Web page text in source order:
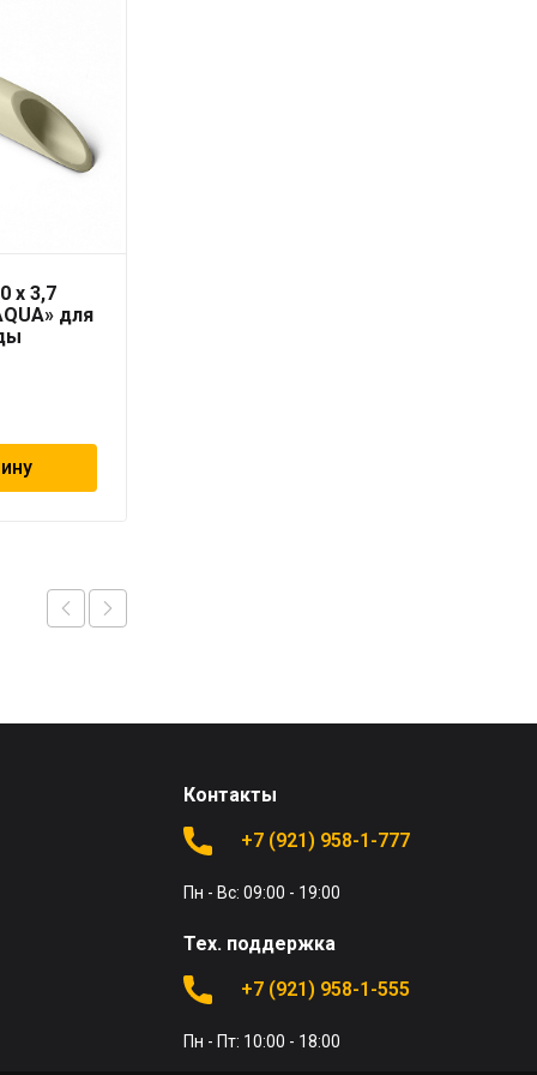
x 3,7
для
Контакты
+7 (921) 958-1-777
Пн - Вс: 09:00 - 19:00
Тех. поддержка
+7 (921) 958-1-555
Пн - Пт: 10:00 - 18:00